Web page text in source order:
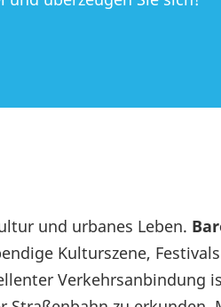
und urbanes Leben.
Kulturszene,
Verkehrsanbindung